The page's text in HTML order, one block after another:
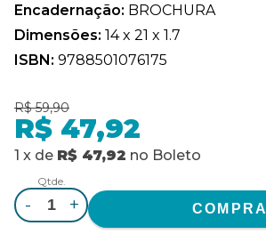
Encadernação: BROCHURA
Dimensões: 14 x 21 x 1.7
ISBN: 9788501076175
R$ 59,90
R$ 47,92
1 x de R$ 47,92 no Boleto
Qtde.
- +